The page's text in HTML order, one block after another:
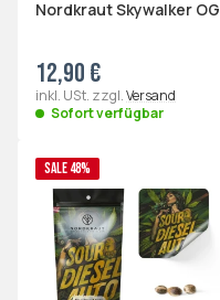
Nordkraut Skywalker OG
12,90 €
inkl. USt. zzgl.Versand
Sofort verfügbar
SALE 48%